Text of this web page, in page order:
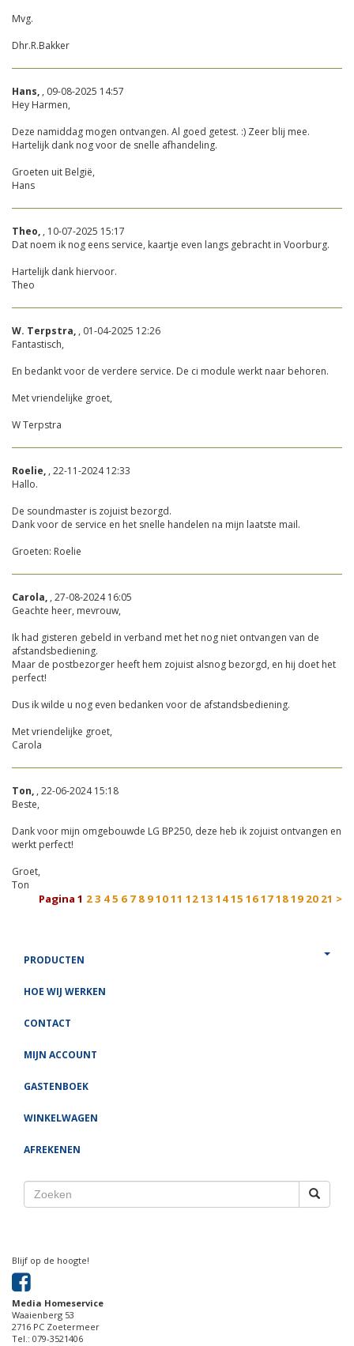
Mvg.
Dhr.R.Bakker
Hans, , 09-08-2025 14:57
Hey Harmen,
Deze namiddag mogen ontvangen. Al goed getest. :) Zeer blij mee.
Hartelijk dank nog voor de snelle afhandeling.
Groeten uit België,
Hans
Theo, , 10-07-2025 15:17
Dat noem ik nog eens service, kaartje even langs gebracht in Voorburg.
Hartelijk dank hiervoor.
Theo
W. Terpstra, , 01-04-2025 12:26
Fantastisch,
En bedankt voor de verdere service. De ci module werkt naar behoren.
Met vriendelijke groet,
W Terpstra
Roelie, , 22-11-2024 12:33
Hallo.
De soundmaster is zojuist bezorgd.
Dank voor de service en het snelle handelen na mijn laatste mail.
Groeten: Roelie
Carola, , 27-08-2024 16:05
Geachte heer, mevrouw,
Ik had gisteren gebeld in verband met het nog niet ontvangen van de
afstandsbediening.
Maar de postbezorger heeft hem zojuist alsnog bezorgd, en hij doet het
perfect!
Dus ik wilde u nog even bedanken voor de afstandsbediening.
Met vriendelijke groet,
Carola
Ton, , 22-06-2024 15:18
Beste,
Dank voor mijn omgebouwde LG BP250, deze heb ik zojuist ontvangen en
werkt perfect!
Groet,
Ton
Pagina 1 23 45 6 7 8 91011 1213 1415 16171819 20 21 >
PRODUCTEN
HOE WIJ WERKEN
CONTACT
MIJN ACCOUNT
GASTENBOEK
WINKELWAGEN
AFREKENEN
Blijf op de hoogte!
Media Homeservice
Waaienberg 53
2716 PC Zoetermeer
Tel.: 079-3521406